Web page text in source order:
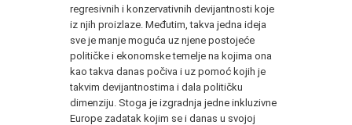
regresivnih i konzervativnih devijantnosti koje
iz njih proizlaze. Međutim, takva jedna ideja
sve je manje moguća uz njene postojeće
političke i ekonomske temelje na kojima ona
kao takva danas počiva i uz pomoć kojih je
takvim devijantnostima i dala političku
dimenziju. Stoga je izgradnja jedne inkluzivne
Europe zadatak kojim se i danas u svojoj